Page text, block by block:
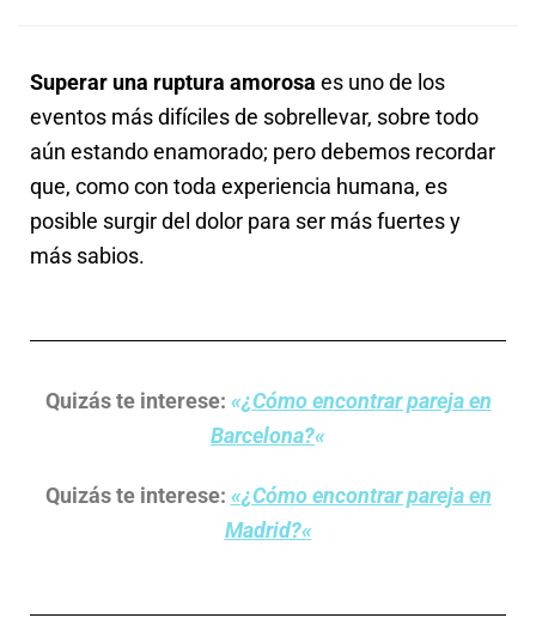
Superar una ruptura amorosa es uno de los
eventos más difíciles de sobrellevar, sobre todo
aún estando enamorado; pero debemos recordar
que, como con toda experiencia humana, es
posible surgir del dolor para ser más fuertes y
más sabios.
Quizás te interese: «¿Cómo encontrar pareja en
Barcelona?«
Quizás te interese: «¿Cómo encontrar pareja en
Madrid?«